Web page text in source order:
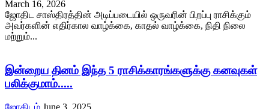
March 16, 2026
ஜோதிட சாஸ்திரத்தின் அடிப்படையில் ஒருவரின் பிறப்பு ராசிக்கும்
அவர்களின் எதிர்கால வாழ்க்கை, காதல் வாழ்க்கை, நிதி நிலை
மற்றும்...
இன்றைய தினம் இந்த 5 ராசிக்காரங்களுக்கு கனவுகள்
பலிக்குமாம்.....
ஜோதிடம் June 3, 2025